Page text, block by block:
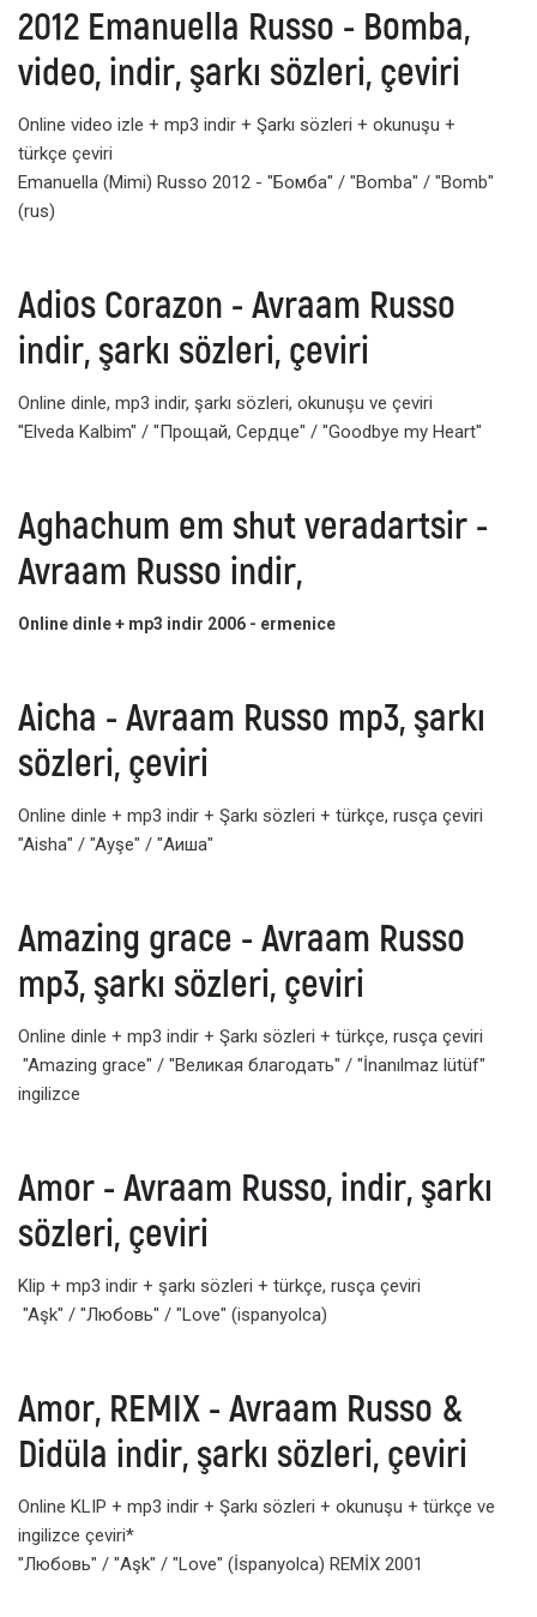
2012 Emanuella Russo - Bomba,
video, indir, şarkı sözleri, çeviri
Online video izle + mp3 indir + Şarkı sözleri + okunuşu +
türkçe çeviri
Emanuella (Mimi) Russo 2012 - "Бомба" / "Bomba" / "Bomb"
(rus)
Adios Corazon - Avraam Russo
indir, şarkı sözleri, çeviri
Online dinle, mp3 indir, şarkı sözleri, okunuşu ve çeviri
"Elveda Kalbim" / "Прощай, Сердце" / "Goodbye my Heart"
Aghachum em shut veradartsir -
Avraam Russo indir,
Online dinle + mp3 indir 2006 - ermenice
Aicha - Avraam Russo mp3, şarkı
sözleri, çeviri
Online dinle + mp3 indir + Şarkı sözleri + türkçe, rusça çeviri
"Aisha" / "Ayşe" / "Аиша"
Amazing grace - Avraam Russo
mp3, şarkı sözleri, çeviri
Online dinle + mp3 indir + Şarkı sözleri + türkçe, rusça çeviri
"Amazing grace" / "Великая благодать" / "İnanılmaz lütüf"
ingilizce
Amor - Avraam Russo, indir, şarkı
sözleri, çeviri
Klip + mp3 indir + şarkı sözleri + türkçe, rusça çeviri
"Aşk" / "Любовь" / "Love" (ispanyolca)
Amor, REMIX - Avraam Russo &
Didüla indir, şarkı sözleri, çeviri
Online KLIP + mp3 indir + Şarkı sözleri + okunuşu + türkçe ve
ingilizce çeviri*
"Любовь" / "Aşk" / "Love" (İspanyolca) REMİX 2001